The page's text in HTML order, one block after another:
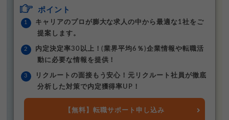
ポイント
キャリアのプロが膨大な求人の中から最適な1社をご
提案します。
内定決定率30以上！(業界平均6％)企業情報や転職活
動に必要な情報を提供！
リクルートの面接もう安心！元リクルート社員が徹底
分析した対策で内定獲得率UP！
【無料】転職サポート申し込み